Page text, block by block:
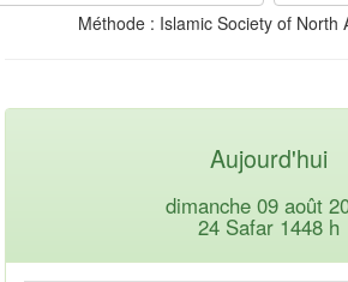
Méthode : Islamic Society of North
Aujourd'hui
dimanche 09 août
24 Safar 1448 h